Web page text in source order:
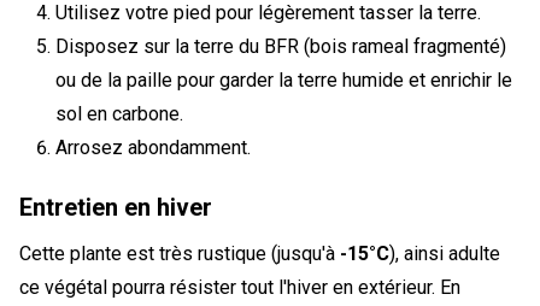
Utilisez votre pied pour légèrement tasser la terre.
Disposez sur la terre du BFR (bois rameal fragmenté)
ou de la paille pour garder la terre humide et enrichir le
sol en carbone.
Arrosez abondamment.
Entretien en hiver
Cette plante est très rustique (jusqu'à -15°C), ainsi adulte
ce végétal pourra résister tout l'hiver en extérieur. En